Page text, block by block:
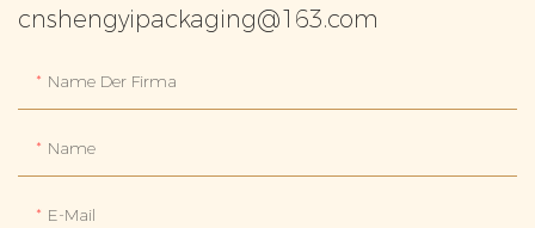
cnshengyipackaging@163.com
Name Der Firma
Name
E-Mail